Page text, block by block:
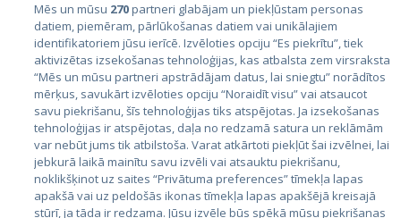
Страны
Эстония
Латвия
Литва
Mēs un mūsu 270partneri glabājam un piekļūstam personas
datiem, piemēram, pārlūkošanas datiem vai unikālajiem
identifikatoriem jūsu ierīcē. Izvēloties opciju “Es piekrītu”, tiek
aktivizētas izsekošanas tehnoloģijas, kas atbalsta zem virsraksta
“Mēs un mūsu partneri apstrādājam datus, lai sniegtu” norādītos
mērķus, savukārt izvēloties opciju “Noraidīt visu” vai atsaucot
savu piekrišanu, šīs tehnoloģijas tiks atspējotas. Ja izsekošanas
tehnoloģijas ir atspējotas, daļa no redzamā satura un reklāmām
var nebūt jums tik atbilstoša. Varat atkārtoti piekļūt šai izvēlnei, lai
jebkurā laikā mainītu savu izvēli vai atsauktu piekrišanu,
noklikšķinot uz saites “Privātuma preferences” tīmekļa lapas
apakšā vai uz peldošās ikonas tīmekļa lapas apakšējā kreisajā
stūrī, ja tāda ir redzama. Jūsu izvēle būs spēkā mūsu piekrišanas